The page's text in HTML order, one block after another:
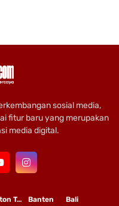
sosial media,
fitur baru yang merupakan
media digital.
Bali
Banten
Buton Tengah